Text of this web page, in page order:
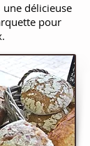
délicieuse
pour